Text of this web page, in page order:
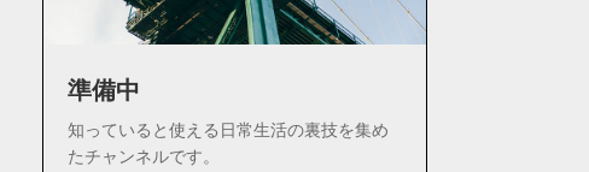
準備中
知っていると使える日常生活の裏技を集め
たチャンネルです。